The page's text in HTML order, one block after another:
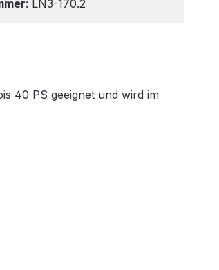
LN3-170.2
40 PS geeignet und wird im